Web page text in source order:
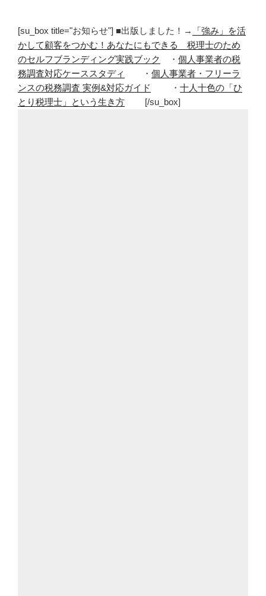
[su_box title="お知らせ"] ■出版しました！→
「強み」を活
かして顧客をつかむ！あなたにもできる 税理士のため
のセルフブランディング実践ブック
・ 個人事業者の税
務調査対応ケーススタディ
・ 個人事業者・フリーラ
ンスの税務調査 実例&対応ガイド
・ 十人十色の「ひ
とり税理士」という生き方 [/su_box]